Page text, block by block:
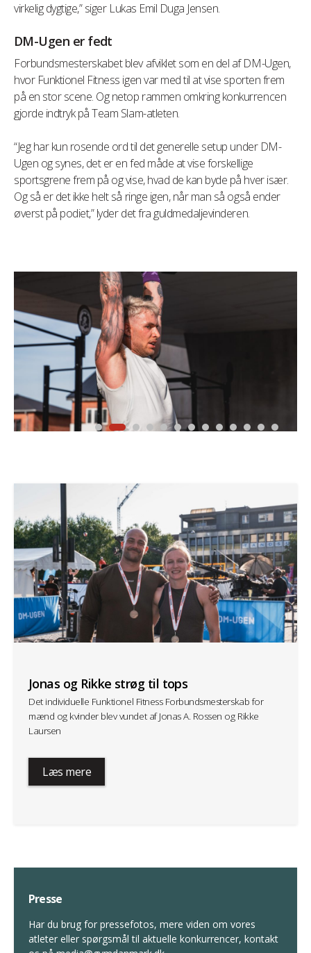
virkelig dygtige,” siger Lukas Emil Duga Jensen.
DM-Ugen er fedt
Forbundsmesterskabet blev afviklet som en del af DM-Ugen,
hvor Funktionel Fitness igen var med til at vise sporten frem
på en stor scene. Og netop rammen omkring konkurrencen
gjorde indtryk på Team Slam-atleten.
“Jeg har kun rosende ord til det generelle setup under DM-
Ugen og synes, det er en fed måde at vise forskellige
sportsgrene frem på og vise, hvad de kan byde på hver især.
Og så er det ikke helt så ringe igen, når man så også ender
øverst på podiet,” lyder det fra guldmedaljevinderen.
Jonas og Rikke strøg til tops
Det individuelle Funktionel Fitness Forbundsmesterskab for
mænd og kvinder blev vundet af Jonas A. Rossen og Rikke
Laursen
Læs mere
Presse
Har du brug for pressefotos, mere viden om vores
atleter eller spørgsmål til aktuelle konkurrencer, kontakt